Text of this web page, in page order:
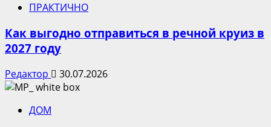
ПРАКТИЧНО
Как выгодно отправиться в речной круиз в
2027 году
Редактор 30.07.2026
ДОМ